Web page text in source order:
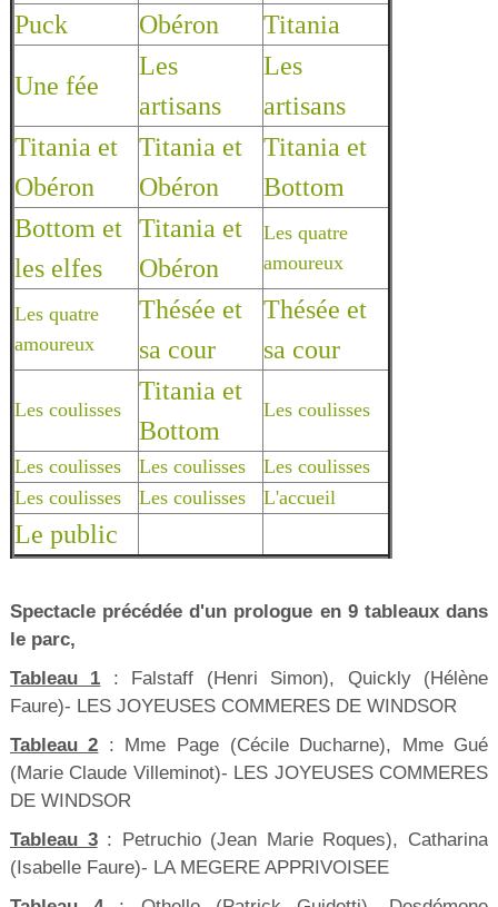
Puck Obéron Titania
Une fée
Les
artisans
Les
artisans
Titania et
Obéron
Titania et
Obéron
Titania et
Bottom
Bottom et
les elfes
Titania et
Obéron
Les quatre
amoureux
Les quatre
amoureux
Thésée et
sa cour
Thésée et
sa cour
Les coulisses
Titania et
Bottom
Les coulisses
Les coulisses Les coulisses
Les coulisses
Les coulisses
Les coulisses L'accueil
Le public
Spectacle précédée d'un prologue en 9 tableaux dans
le parc,
Tableau 1 : Falstaff (Henri Simon), Quickly (Hélène
Faure)- LES JOYEUSES COMMERES DE WINDSOR
Tableau 2 : Mme Page (Cécile Ducharne), Mme Gué
(Marie Claude Villeminot)- LES JOYEUSES COMMERES
DE WINDSOR
Tableau 3: Petruchio (Jean Marie Roques), Catharina
(Isabelle Faure)- LA MEGERE APPRIVOISEE